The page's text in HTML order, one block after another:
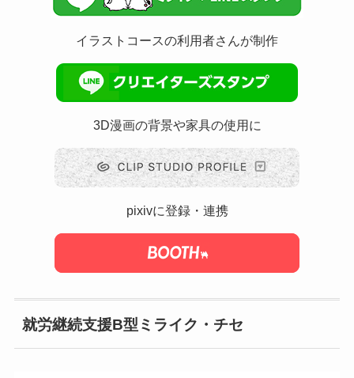
イラストコースの利用者さんが制作
3D漫画の背景や家具の使用に
pixivに登録・連携
就労継続支援B型ミライク・チセ